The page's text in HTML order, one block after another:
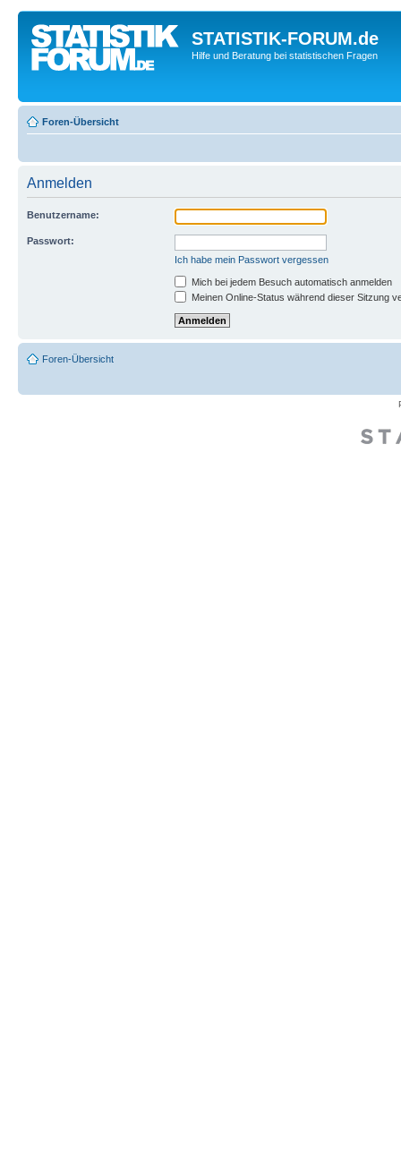
STATISTIK-FORUM.de
Hilfe und Beratung bei statistischen Fragen
Foren-Übersicht
Anmelden
Benutzername:
Passwort:
Ich habe mein Passwort vergessen
Mich bei jedem Besuch automatisch anmelden
Meinen Online-Status während dieser Sitzung
Foren-Übersicht